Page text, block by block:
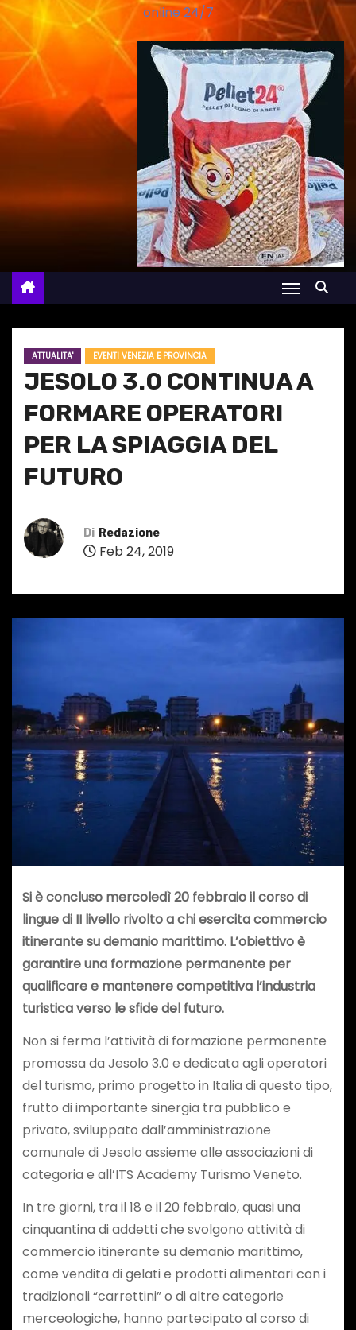
online 24/7
ATTUALITA' EVENTI VENEZIA E PROVINCIA
JESOLO 3.0 CONTINUA A
FORMARE OPERATORI
PER LA SPIAGGIA DEL
FUTURO
Di Redazione
Feb 24, 2019
Si è concluso mercoledì 20 febbraio il corso di
lingue di II livello rivolto a chi esercita commercio
itinerante su demanio marittimo. L’obiettivo è
garantire una formazione permanente per
qualificare e mantenere competitiva l’industria
turistica verso le sfide del futuro.
Non si ferma l’attività di formazione permanente
promossa da Jesolo 3.0 e dedicata agli operatori
del turismo, primo progetto in Italia di questo tipo,
frutto di importante sinergia tra pubblico e
privato, sviluppato dall’amministrazione
comunale di Jesolo assieme alle associazioni di
categoria e all’ITS Academy Turismo Veneto.
In tre giorni, tra il 18 e il 20 febbraio, quasi una
cinquantina di addetti che svolgono attività di
commercio itinerante su demanio marittimo,
come vendita di gelati e prodotti alimentari con i
tradizionali “carrettini” o di altre categorie
merceologiche, hanno partecipato al corso di